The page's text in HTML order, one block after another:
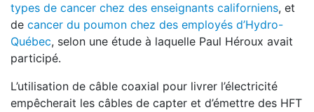
types de cancer chez des enseignants californiens, et
de cancer du poumon chez des employés d’Hydro-
Québec, selon une étude à laquelle Paul Héroux avait
participé.
L’utilisation de câble coaxial pour livrer l’électricité
empêcherait les câbles de capter et d’émettre des HFT